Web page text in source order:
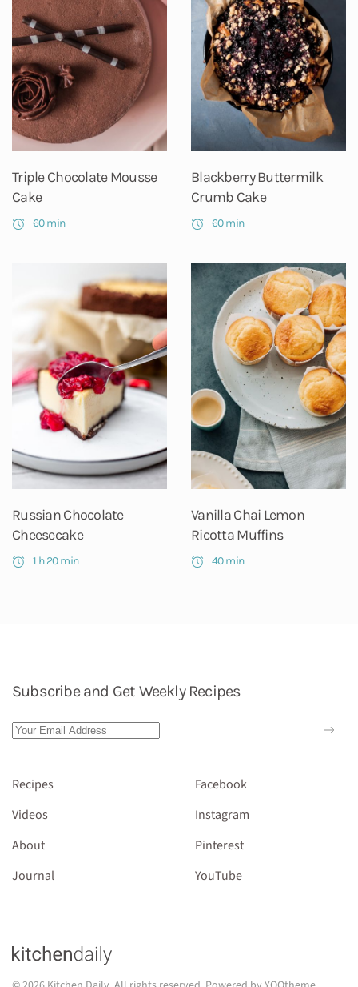
Triple Chocolate Mousse
Cake
60 min
Blackberry Buttermilk
Crumb Cake
60 min
Russian Chocolate
Cheesecake
1 h 20 min
Vanilla Chai Lemon
Ricotta Muffins
40 min
Subscribe and Get Weekly Recipes
Recipes
Videos
About
Journal
Facebook
Instagram
Pinterest
YouTube